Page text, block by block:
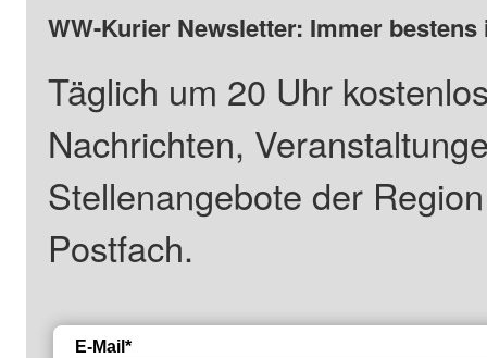
WW-Kurier Newsletter: Immer
Täglich um 20 Uhr
Nachrichten,
Stellenangebote der
Postfach.
E-Mail*